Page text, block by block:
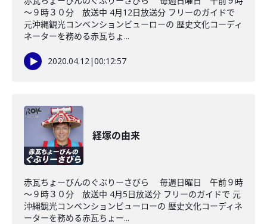
～９時３０分 放送中 4月12日放送分 フリーのガイドで
元沖縄観光コンベンションビューローの 歴史文化コーディ
ネーターを務める赤瓦ちょ...
2020.04.12|00:12:57
経塚の由来
赤瓦ちょーびんのぐぶりーさびら 毎週日曜日 午前９時
～９時３０分 放送中 4月5日放送分 フリーのガイドで 元
沖縄観光コンベンションビューローの 歴史文化コーディネ
ーターを務める赤瓦ちょー...